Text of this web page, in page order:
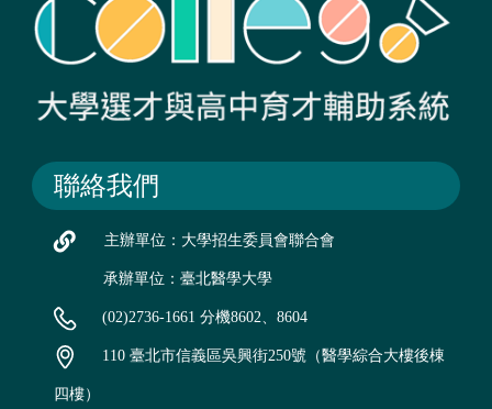
聯絡我們
主辦單位：大學招生委員會聯合會
承辦單位：臺北醫學大學
(02)2736-1661 分機8602、8604
110 臺北市信義區吳興街250號（醫學綜合大樓後棟
四樓）